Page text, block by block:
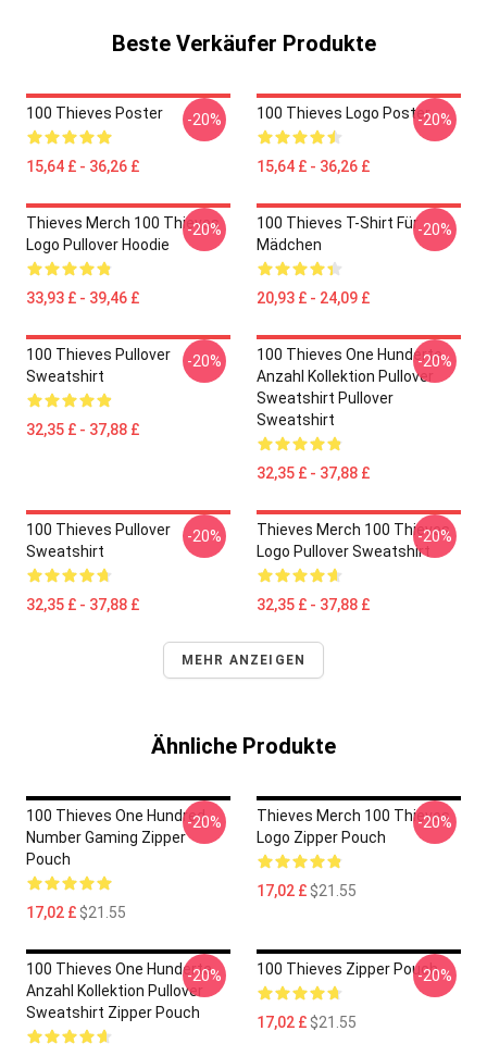
Beste Verkäufer Produkte
100 Thieves Poster
15,64 £ - 36,26 £
-20% 100 Thieves Logo Poster
15,64 £ - 36,26 £
-20%
Thieves Merch 100 Thieves
Logo Pullover Hoodie
33,93 £ - 39,46 £
-20%
100 Thieves T-Shirt Für
Mädchen
20,93 £ - 24,09 £
-20%
100 Thieves Pullover
Sweatshirt
32,35 £ - 37,88 £
-20%
100 Thieves One Hunderte
Anzahl Kollektion Pullover
Sweatshirt Pullover
Sweatshirt
32,35 £ - 37,88 £
-20%
100 Thieves Pullover
Sweatshirt
32,35 £ - 37,88 £
-20%
Thieves Merch 100 Thieves
Logo Pullover Sweatshirt
32,35 £ - 37,88 £
-20%
MEHR ANZEIGEN
Ähnliche Produkte
100 Thieves One Hundred
Number Gaming Zipper
Pouch
17,02 £$21.55
-20%
Thieves Merch 100 Thieves
Logo Zipper Pouch
17,02 £$21.55
-20%
100 Thieves One Hunderte
Anzahl Kollektion Pullover
Sweatshirt Zipper Pouch
-20% 100 Thieves Zipper Pouch
17,02 £$21.55
-20%